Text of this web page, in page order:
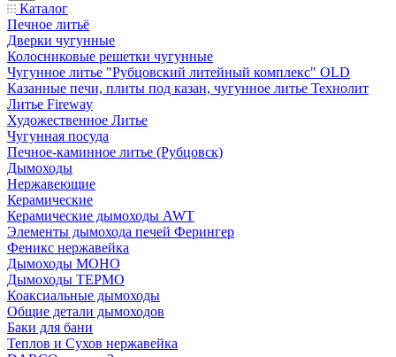
Каталог
Печное литьё
Дверки чугунные
Колосниковые решетки чугунные
Чугунное литье "Рубцовский литейный комплекс" OLD
Казанные печи, плиты под казан, чугунное литье Технолит
Литье Fireway
Художественное Литье
Чугунная посуда
Печное-каминное литье (Рубцовск)
Дымоходы
Нержавеющие
Керамические
Керамические дымоходы AWT
Элементы дымохода печей Ферингер
Феникс нержавейка
Дымоходы МОНО
Дымоходы ТЕРМО
Коаксиальные дымоходы
Общие детали дымоходов
Баки для бани
Теплов и Сухов нержавейка